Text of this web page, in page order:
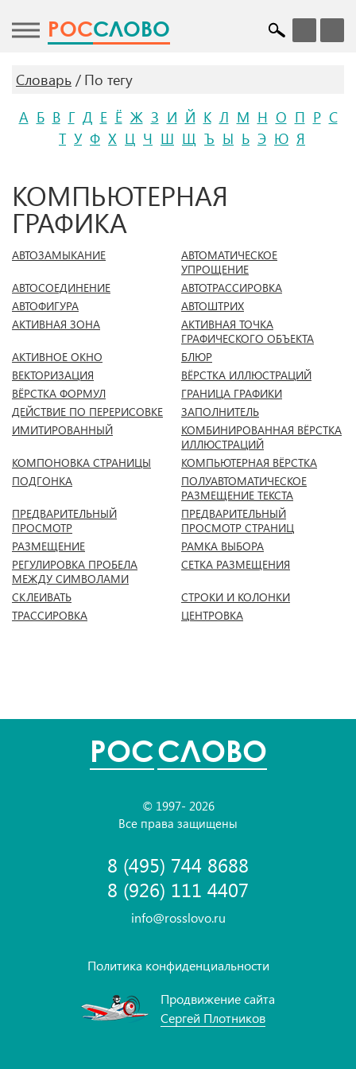
POCСЛОВО
Словарь
По тегу
А Б В Г Д Е Ё Ж З И Й К Л М Н О П Р С
Т У Ф Х Ц Ч Ш Щ Ъ Ы Ь Э Ю Я
КОМПЬЮТЕРНАЯ
ГРАФИКА
АВТОЗАМЫКАНИЕ
АВТОМАТИЧЕСКОЕ
УПРОЩЕНИЕ
АВТОСОЕДИНЕНИЕ
АВТОТРАССИРОВКА
АВТОФИГУРА
АВТОШТРИХ
АКТИВНАЯ ЗОНА
АКТИВНАЯ ТОЧКА
ГРАФИЧЕСКОГО ОБЪЕКТА
АКТИВНОЕ ОКНО
БЛЮР
ВЕКТОРИЗАЦИЯ
ВЁРСТКА ИЛЛЮСТРАЦИЙ
ВЁРСТКА ФОРМУЛ
ГРАНИЦА ГРАФИКИ
ДЕЙСТВИЕ ПО ПЕРЕРИСОВКЕ
ЗАПОЛНИТЕЛЬ
ИМИТИРОВАННЫЙ
КОМБИНИРОВАННАЯ ВЁРСТКА
ИЛЛЮСТРАЦИЙ
КОМПОНОВКА СТРАНИЦЫ
КОМПЬЮТЕРНАЯ ВЁРСТКА
ПОДГОНКА
ПОЛУАВТОМАТИЧЕСКОЕ
РАЗМЕЩЕНИЕ ТЕКСТА
ПРЕДВАРИТЕЛЬНЫЙ
ПРОСМОТР
ПРЕДВАРИТЕЛЬНЫЙ
ПРОСМОТР СТРАНИЦ
РАЗМЕЩЕНИЕ
РАМКА ВЫБОРА
РЕГУЛИРОВКА ПРОБЕЛА
МЕЖДУ СИМВОЛАМИ
СЕТКА РАЗМЕЩЕНИЯ
СКЛЕИВАТЬ
СТРОКИ И КОЛОНКИ
ТРАССИРОВКА
ЦЕНТРОВКА
POCСЛОВО
© 1997- 2026
Все права защищены
8 (495) 744 8688
8 (926) 111 4407
info@rosslovo.ru
Политика конфиденциальности
Продвижение сайта
Сергей Плотников